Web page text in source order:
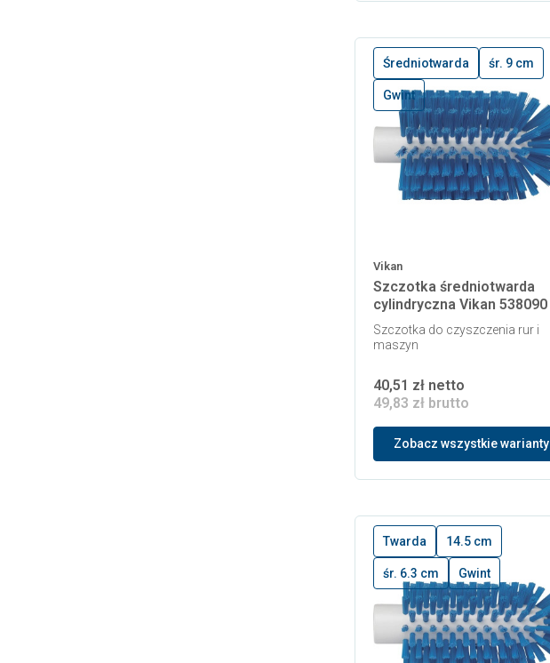
Średniotwarda śr. 9 cm
Gwint
Vikan
Szczotka średniotwarda
cylindryczna Vikan 538090
Szczotka do czyszczenia rur i
maszyn
40,51 zł netto
49,83 zł brutto
Zobacz wszystkie warianty
Twarda 14.5 cm
śr. 6.3 cm Gwint